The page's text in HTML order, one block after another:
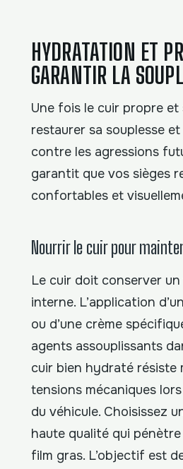
HYDRATATION ET
GARANTIR LA
Une fois le cuir propre et
restaurer sa souplesse
contre les agressions
garantit que vos sièges
confortables et
Nourrir le cuir pour
Le cuir doit conserver un
interne. L’application
ou d’une crème
agents assouplissants
cuir bien hydraté résiste
tensions mécaniques
du véhicule. Choisissez
haute qualité qui
film gras. L’objectif est